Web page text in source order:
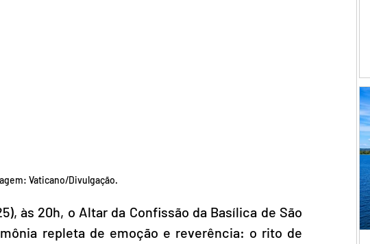
Vaticano/Divulgação.
às 20h, o Altar da Confissão da Basílica de São
repleta de emoção e reverência: o rito de